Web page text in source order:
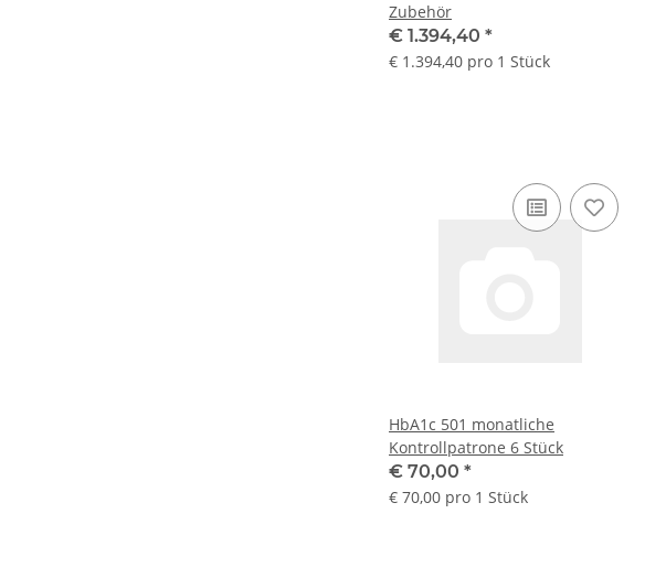
Zubehör
€ 1.394,40 *
€ 1.394,40 pro 1 Stück
HbA1c 501 monatliche
Kontrollpatrone 6 Stück
€ 70,00 *
€ 70,00 pro 1 Stück